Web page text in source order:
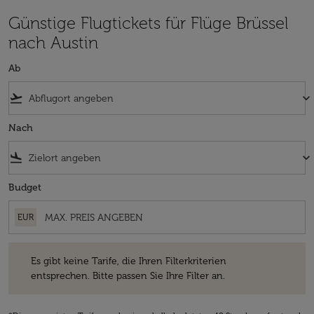
Günstige Flugtickets für Flüge Brüssel
nach Austin
Ab
flight_takeoff keyboard_arrow_down
Nach
flight_land keyboard_arrow_down
Budget
EUR
Es gibt keine Tarife, die Ihren Filterkriterien
entsprechen. Bitte passen Sie Ihre Filter an.